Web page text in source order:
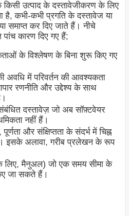
उत्पाद के दस्तावेजीकरण के लिए
है, कभी-कभी प्रगति के दस्तावेज या
समाप्त कर दिए जाते हैं। नीचे
पांच कारण दिए गए हैं;
के विश्लेषण के बिना शुरू किए गए
अवधि में परिवर्तन की आवश्यकता
रणनीति और उद्देश्य के साथ
दस्तावेज़ जो अब सॉफ़्टवेयर
नहीं हैं।
और संक्षिप्तता के संदर्भ में चिह्न
इसके अलावा, गरीब प्रलेखन के रूप
लिए, मैनुअल) जो एक समय सीमा के
जा सकते हैं।